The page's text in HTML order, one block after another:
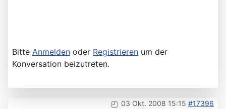
Bitte Anmelden oder Registrieren um der
Konversation beizutreten.
03 Okt. 2008 15:15 #17396